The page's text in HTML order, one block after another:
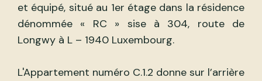
et équipé, situé au 1er étage dans la résidence
dénommée « RC » sise à 304, route de
Longwy à L – 1940 Luxembourg.
L'Appartement numéro C.1.2 donne sur l’arrière